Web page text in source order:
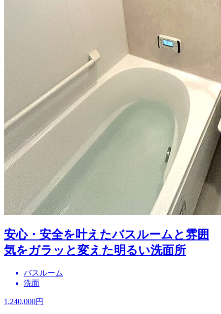
安心・安全を叶えたバスルームと雰囲
気をガラッと変えた明るい洗面所
バスルーム
洗面
1,240,000円